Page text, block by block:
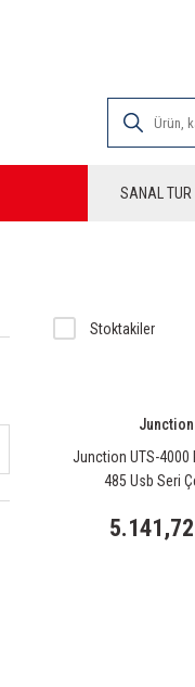
SANAL TUR
Stoktakiler
Junction
Junction UTS-4000
485 Usb Seri